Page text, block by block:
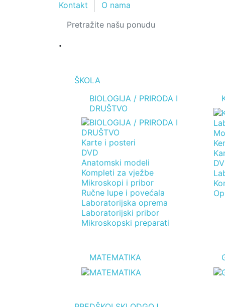
Kontakt O nama
.
ŠKOLA
BIOLOGIJA / PRIRODA I
DRUŠTVO
Karte i posteri
DVD
Anatomski modeli
Kompleti za vježbe
Mikroskopi i pribor
Ručne lupe i povećala
Laboratorijska oprema
Laboratorijski pribor
Mikroskopski preparati
MATEMATIKA